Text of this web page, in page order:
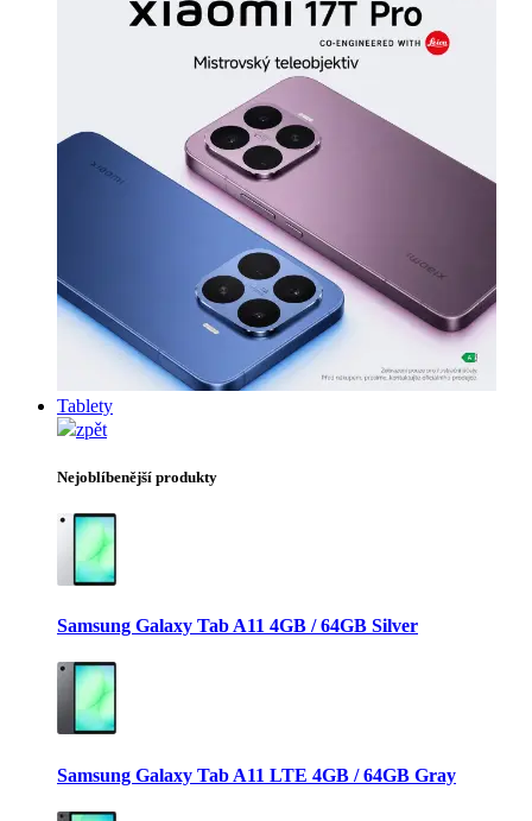
Tablety
zpět
Nejoblíbenější produkty
Samsung Galaxy Tab A11 4GB / 64GB Silver
Samsung Galaxy Tab A11 LTE 4GB / 64GB Gray